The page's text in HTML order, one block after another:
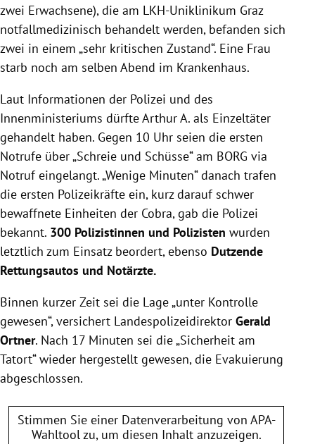
zwei Erwachsene), die am LKH-Uniklinikum Graz
notfallmedizinisch behandelt werden, befanden sich
zwei in einem „sehr kritischen Zustand“. Eine Frau
starb noch am selben Abend im Krankenhaus.
Laut Informationen der Polizei und des
Innenministeriums dürfte Arthur A. als Einzeltäter
gehandelt haben. Gegen 10 Uhr seien die ersten
Notrufe über „Schreie und Schüsse“ am BORG via
Notruf eingelangt. „Wenige Minuten“ danach trafen
die ersten Polizeikräfte ein, kurz darauf schwer
bewaffnete Einheiten der Cobra, gab die Polizei
bekannt. 300 Polizistinnen und Polizisten wurden
letztlich zum Einsatz beordert, ebenso Dutzende
Rettungsautos und Notärzte.
Binnen kurzer Zeit sei die Lage „unter Kontrolle
gewesen“, versichert Landespolizeidirektor Gerald
Ortner. Nach 17 Minuten sei die „Sicherheit am
Tatort“ wieder hergestellt gewesen, die Evakuierung
abgeschlossen.
Stimmen Sie einer Datenverarbeitung von APA-
Wahltoolzu, um diesen Inhalt anzuzeigen.